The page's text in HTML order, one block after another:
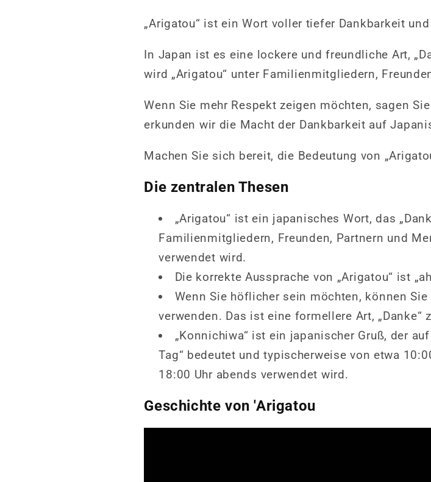
„Arigatou“ ist ein Wort voller tiefer Dankbarkeit
In Japan ist es eine lockere und freundliche Art,
wird „Arigatou“ unter Familienmitgliedern,
Wenn Sie mehr Respekt zeigen möchten, sagen
erkunden wir die Macht der Dankbarkeit auf
Machen Sie sich bereit, die Bedeutung von
Die zentralen Thesen
„Arigatou“ ist ein japanisches Wort, das
Familienmitgliedern, Freunden, Partnern und
verwendet wird.
Die korrekte Aussprache von „Arigatou“ ist
Wenn Sie höflicher sein möchten, können
verwenden. Das ist eine formellere Art, „Danke“
„Konnichiwa“ ist ein japanischer Gruß, der auf
Tag“ bedeutet und typischerweise von etwa
18:00 Uhr abends verwendet wird.
Geschichte von 'Arigatou